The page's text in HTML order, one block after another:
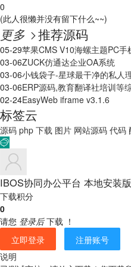
0
(此人很懒并没有留下什么~~)
更多  推荐源码
05-29苹果CMS V10海螺主题PC
03-06ZUCK仿通达企业OA系统
03-06小钱袋子-星球最干净的私人
03-06ERP源码,教育翻译社培训等
02-24EasyWeb iframe v3.1.6
标签云
源码 php 下载 图片 网站源码 代码

IBOS协同办公平台 本地安装
下载积分
0
请您 登录后下载 ！
立即登录
注册账号
说明